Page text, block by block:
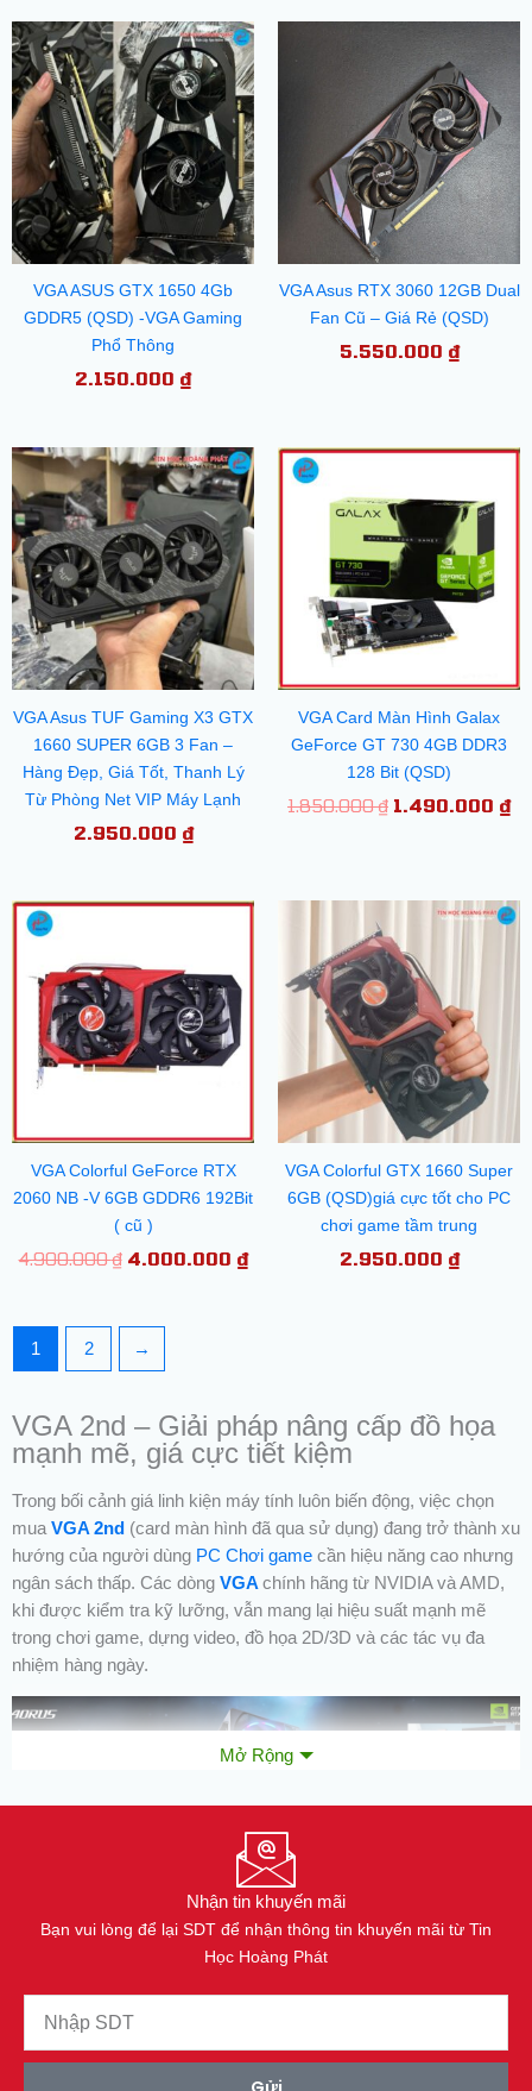
VGA ASUS GTX 1650 4Gb
GDDR5 (QSD) -VGA Gaming
Phổ Thông
2.150.000 ₫
VGA Asus RTX 3060 12GB Dual
Fan Cũ – Giá Rẻ (QSD)
5.550.000 ₫
VGA Asus TUF Gaming X3 GTX
1660 SUPER 6GB 3 Fan –
Hàng Đẹp, Giá Tốt, Thanh Lý
Từ Phòng Net VIP Máy Lạnh
2.950.000 ₫
VGA Card Màn Hình Galax
GeForce GT 730 4GB DDR3
128 Bit (QSD)
1.850.000₫
Giá
là:
1.850.000 ₫.
1.490.000 ₫
VGA Colorful GeForce RTX
2060 NB -V 6GB GDDR6 192Bit
( cũ )
4.900.000₫
Giá
4.900.000 ₫.
4.000.000 ₫
Giá
4.000.000 ₫.
VGA Colorful GTX 1660 Super
6GB (QSD)giá cực tốt cho PC
chơi game tầm trung
2.950.000 ₫
1 2 →
VGA 2nd – Giải pháp nâng cấp đồ họa
mạnh mẽ, giá cực tiết kiệm
Trong bối cảnh giá linh kiện máy tính luôn biến động, việc chọn
mua VGA 2nd (card màn hình đã qua sử dụng) đang trở thành xu
hướng của người dùng PC Chơi game cần hiệu năng cao nhưng
ngân sách thấp. Các dòng VGA chính hãng từ NVIDIA và AMD,
khi được kiểm tra kỹ lưỡng, vẫn mang lại hiệu suất mạnh mẽ
trong chơi game, dựng video, đồ họa 2D/3D và các tác vụ đa
nhiệm hàng ngày.
Vì sao nên chọn VGA 2nd?
Tiết kiệm chi phí mạnh mẽ
Mở Rộng
Nhận tin khuyến mãi
Bạn vui lòng để lại SDT để nhận thông tin khuyến mãi từ Tin
Học Hoàng Phát